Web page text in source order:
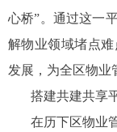
心桥”。通过这一
解物业领域堵点
发展，为全区物业
搭建共建共享
在历下区物业